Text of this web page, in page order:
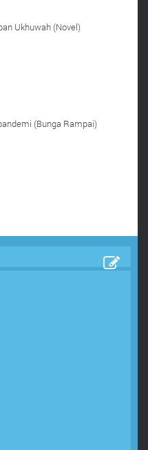
Ukhuwah (Novel)
(Bunga Rampai)